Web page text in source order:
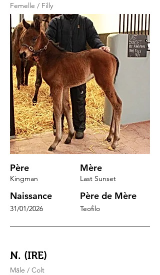
Femelle / Filly
Père
Kingman
Naissance
31/01/2026
Mère
Last Sunset
Père de Mère
Teofilo
N. (IRE)
Mâle / Colt